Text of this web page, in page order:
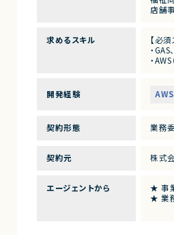
店舗
【業務
1. 事
事業
GAS
生成
3. 最
求めるスキル
【必須
・
・
【尚
・事
開発経験 AWS
契約形態 業務
契約元 株式
エージェントから
★ 事
★ 業